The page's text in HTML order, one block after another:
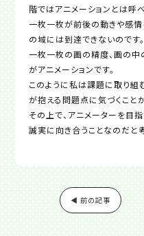
階ではアニメーションとは呼
一枚一枚が前後の動きや感
の域には到達できないのです。
一枚一枚の画の精度、画の
がアニメーションです。
このように私は課題に取り組
が抱える問題点に気づくこと
その上で、アニメーターを目
誠実に向き合うことなのだと
◀ 前の記事